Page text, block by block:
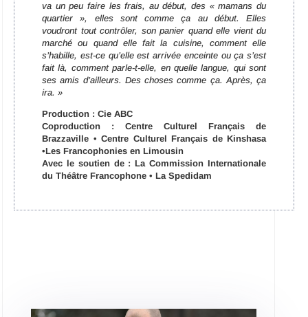
va un peu faire les frais, au début, des « mamans du
quartier », elles sont comme ça au début. Elles
voudront tout contrôler, son panier quand elle vient du
marché ou quand elle fait la cuisine, comment elle
s’habille, est-ce qu’elle est arrivée enceinte ou ça s’est
fait là, comment parle-t-elle, en quelle langue, qui sont
ses amis d’ailleurs. Des choses comme ça. Après, ça
ira. »
Production : Cie ABC
Coproduction : Centre Culturel Français de
Brazzaville • Centre Culturel Français de Kinshasa
•Les Francophonies en Limousin
Avec le soutien de : La Commission Internationale
du Théâtre Francophone • La Spedidam